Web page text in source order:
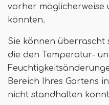
vorher möglicherweise
könnten.
Sie können überrascht
die den Temperatur-
Bereich Ihres Gartens
nicht standhalten